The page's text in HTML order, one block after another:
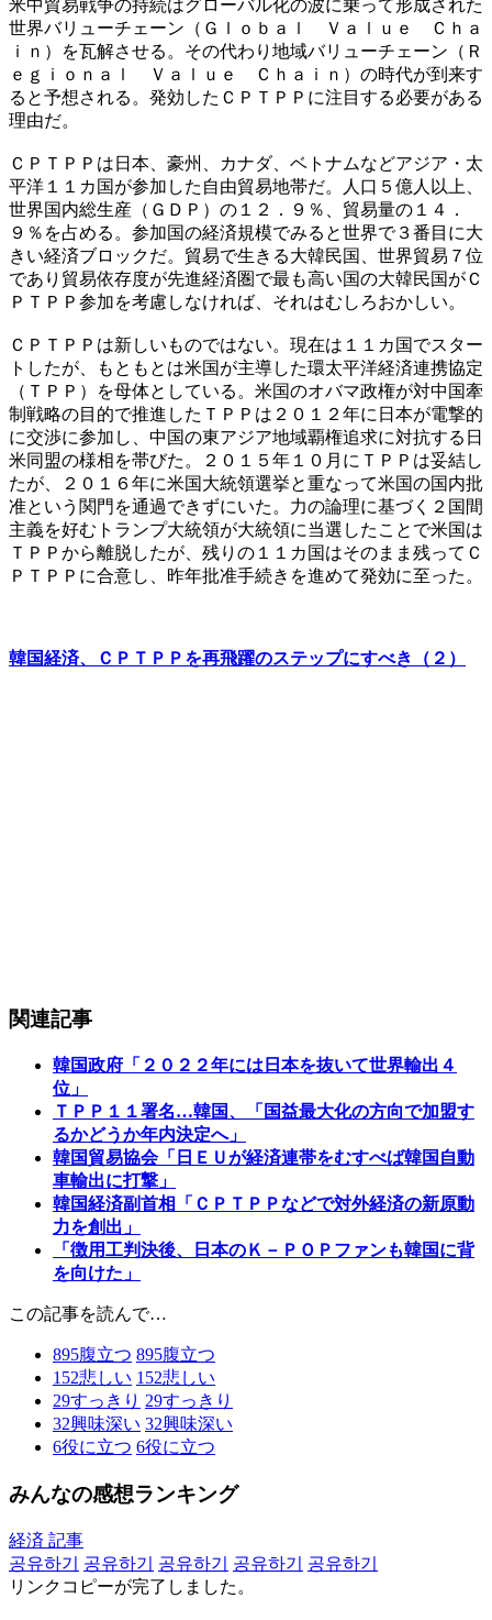
米中貿易戦争の持続はグローバル化の波に乗って形成された
世界バリューチェーン（Ｇｌｏｂａｌ Ｖａｌｕｅ Ｃｈａ
ｉｎ）を瓦解させる。その代わり地域バリューチェーン（Ｒ
ｅｇｉｏｎａｌ Ｖａｌｕｅ Ｃｈａｉｎ）の時代が到来す
ると予想される。発効したＣＰＴＰＰに注目する必要がある
理由だ。
ＣＰＴＰＰは日本、豪州、カナダ、ベトナムなどアジア・太
平洋１１カ国が参加した自由貿易地帯だ。人口５億人以上、
世界国内総生産（ＧＤＰ）の１２．９％、貿易量の１４．
９％を占める。参加国の経済規模でみると世界で３番目に大
きい経済ブロックだ。貿易で生きる大韓民国、世界貿易７位
であり貿易依存度が先進経済圏で最も高い国の大韓民国がＣ
ＰＴＰＰ参加を考慮しなければ、それはむしろおかしい。
ＣＰＴＰＰは新しいものではない。現在は１１カ国でスター
トしたが、もともとは米国が主導した環太平洋経済連携協定
（ＴＰＰ）を母体としている。米国のオバマ政権が対中国牽
制戦略の目的で推進したＴＰＰは２０１２年に日本が電撃的
に交渉に参加し、中国の東アジア地域覇権追求に対抗する日
米同盟の様相を帯びた。２０１５年１０月にＴＰＰは妥結し
たが、２０１６年に米国大統領選挙と重なって米国の国内批
准という関門を通過できずにいた。力の論理に基づく２国間
主義を好むトランプ大統領が大統領に当選したことで米国は
ＴＰＰから離脱したが、残りの１１カ国はそのまま残ってＣ
ＰＴＰＰに合意し、昨年批准手続きを進めて発効に至った。
韓国経済、ＣＰＴＰＰを再飛躍のステップにすべき（２）
関連記事
韓国政府「２０２２年には日本を抜いて世界輸出４
位」
ＴＰＰ１１署名…韓国、「国益最大化の方向で加盟す
るかどうか年内決定へ」
韓国貿易協会「日ＥＵが経済連帯をむすべば韓国自動
車輸出に打撃」
韓国経済副首相「ＣＰＴＰＰなどで対外経済の新原動
力を創出」
「徴用工判決後、日本のＫ－ＰＯＰファンも韓国に背
を向けた」
この記事を読んで…
895腹立つ 895腹立つ
152悲しい 152悲しい
29すっきり 29すっきり
32興味深い 32興味深い
6役に立つ 6役に立つ
みんなの感想ランキング
経済 記事
공유하기
공유하기 공유하기 공유하기
공유하기
リンクコピーが完了しました。